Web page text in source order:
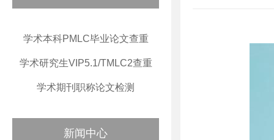
学术本科PMLC毕业论文查重
学术研究生VIP5.1/TMLC2查重
学术期刊职称论文检测
新闻中心